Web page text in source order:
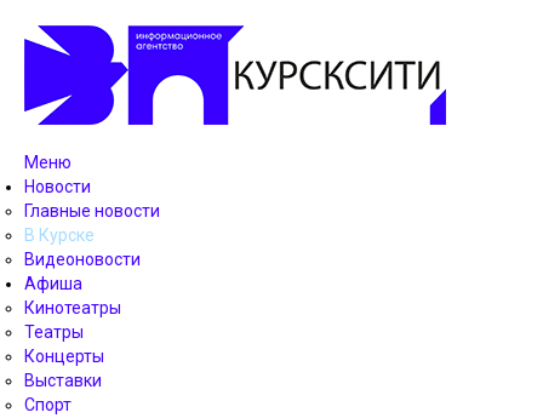
Меню
Новости
Главные новости
В Курске
Видеоновости
Афиша
Кинотеатры
Театры
Концерты
Выставки
Спорт